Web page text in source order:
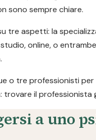
sono sempre chiare.
tre aspetti: la
online, o
o tre professionisti
trovare il
a uno